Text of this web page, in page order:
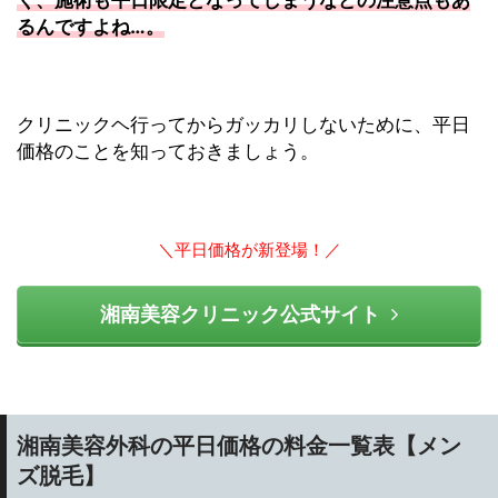
るんですよね…。
クリニックヘ行ってからガッカリしないために、平日
価格のことを知っておきましょう。
＼平日価格が新登場！／
湘南美容クリニック公式サイト
湘南美容外科の平日価格の料金一覧表【メン
ズ脱毛】